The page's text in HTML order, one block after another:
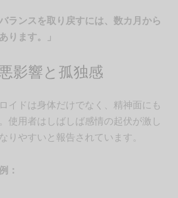
ランスを取り戻すには、数カ月から
ります。」
影響と孤独感
イドは身体だけでなく、精神面にも
使用者はしばしば感情の起伏が激し
りやすいと報告されています。
：